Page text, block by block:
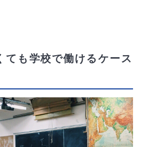
ても学校で働けるケース